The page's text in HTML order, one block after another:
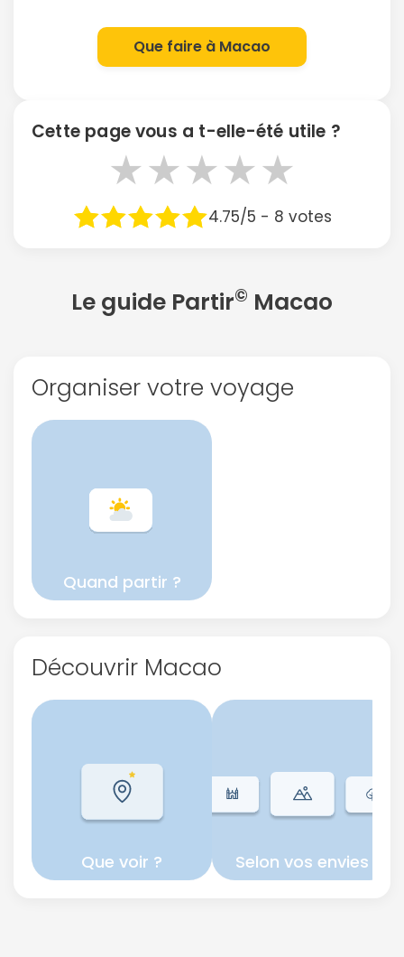
Que faire à Macao
Cette page vous a t-elle-été utile ?
★
★
★
★
★
4.75/5 - 8 votes
Le guide Partir© Macao
Organiser votre voyage
Quand partir ?
Découvrir Macao
Que voir ? Selon vos envies